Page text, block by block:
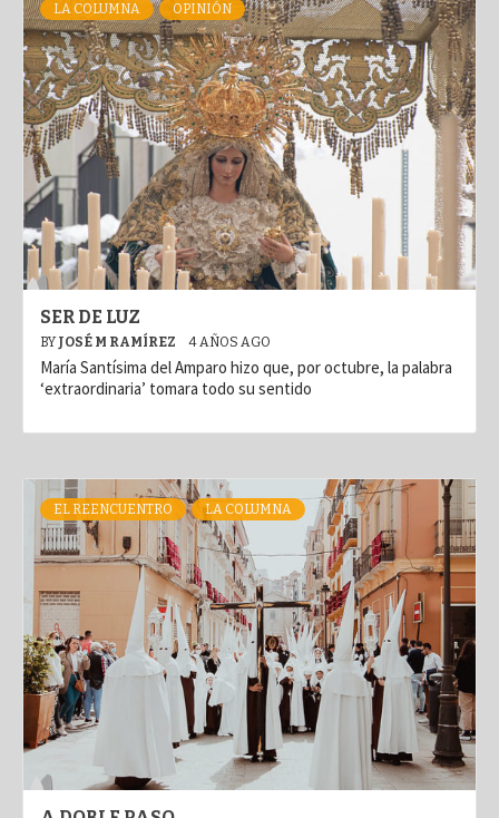
LA COLUMNA OPINIÓN
SER DE LUZ
BY JOSÉ M RAMÍREZ 4 AÑOS AGO
María Santísima del Amparo hizo que, por octubre, la palabra
‘extraordinaria’ tomara todo su sentido
EL REENCUENTRO LA COLUMNA